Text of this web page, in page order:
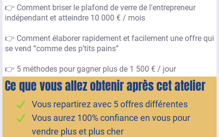
👉 Comment briser le plafond de verre de l'entrepreneur
indépendant et atteindre 10 000 € / mois
👉 Comment élaborer rapidement et facilement une offre qui
se vend “comme des p’tits pains”
👉 5 méthodes pour gagner plus de 1 500 € / jour
Ce que vous allez obtenir après cet atelier
Vous repartirez avec 5 offres différentes
Vous aurez 100% confiance en vous pour
vendre plus et plus cher